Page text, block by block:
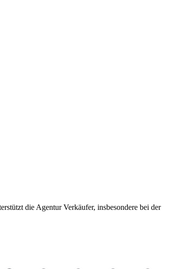
die Agentur Verkäufer, insbesondere bei der